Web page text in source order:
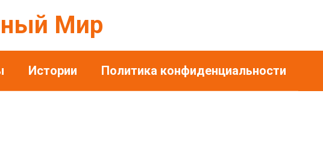
Мир
Истории Политика конфиденциальности